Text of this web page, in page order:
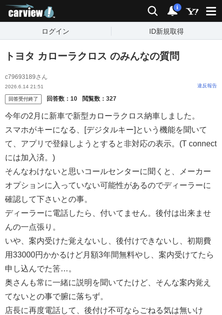
検索 通知
i
ログイン ID新規取得
トヨタ カローラクロス のみんなの質問
c79693189さん
2026.6.14 21:51 違反報告
回答受付終了 回答数： 10 閲覧数： 327
今年の2月に新車で新型カローラクロス納車しました。
スマホがキーになる、[デジタルキー]という機能を聞いて
て、アプリで登録しようとすると非対応の表示。(T connect
には加入済。)
そんなわけないと思いコールセンターに聞くと、メーカー
オプションに入っていない可能性があるのでディーラーに
確認して下さいとの事。
ディーラーに電話したら、付いてません。後付は出来ませ
んの一点張り。
いや、案内受けた覚えないし、後付けできないし、初期費
用33000円かかるけど月額3年間無料やし、案内受けてたら
申し込んでた筈…。
奥さんも常に一緒に説明を聞いてたけど、そんな案内覚え
てないとの事で腑に落ちず。
店長に再度電話して、後付け不可ならごねる気は無いけ